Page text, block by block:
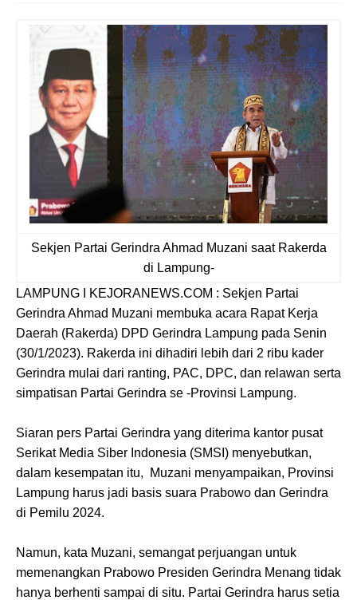
Sekjen Partai Gerindra Ahmad Muzani saat Rakerda
di Lampung-
LAMPUNG I KEJORANEWS.COM : Sekjen Partai
Gerindra Ahmad Muzani membuka acara Rapat Kerja
Daerah (Rakerda) DPD Gerindra Lampung pada Senin
(30/1/2023). Rakerda ini dihadiri lebih dari 2 ribu kader
Gerindra mulai dari ranting, PAC, DPC, dan relawan serta
simpatisan Partai Gerindra se -Provinsi Lampung.
Siaran pers Partai Gerindra yang diterima kantor pusat
Serikat Media Siber Indonesia (SMSI) menyebutkan,
dalam kesempatan itu, Muzani menyampaikan, Provinsi
Lampung harus jadi basis suara Prabowo dan Gerindra
di Pemilu 2024.
Namun, kata Muzani, semangat perjuangan untuk
memenangkan Prabowo Presiden Gerindra Menang tidak
hanya berhenti sampai di situ. Partai Gerindra harus setia